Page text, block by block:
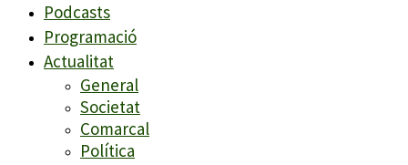
Podcasts
Programació
Actualitat
General
Societat
Comarcal
Política